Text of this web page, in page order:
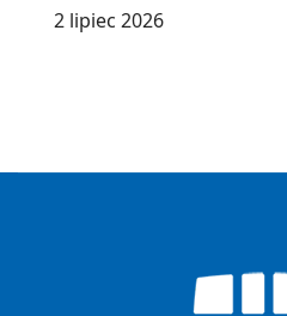
2 lipiec 2026